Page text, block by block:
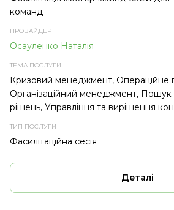
команд
Осауленко Наталія
Кризовий менеджмент, Операційне
Організаційний менеджмент, Пошук
рішень, Управління та вирішення
Фасилітаційна сесія
Деталі